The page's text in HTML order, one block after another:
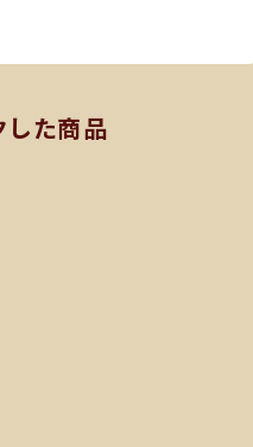
した商品